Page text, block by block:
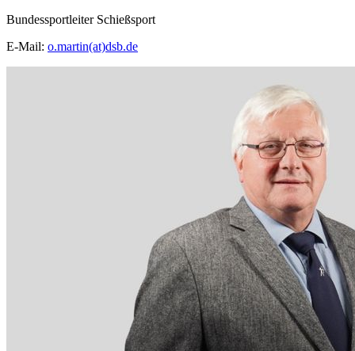
Bundessportleiter Schießsport
E-Mail: o.martin(at)dsb.de